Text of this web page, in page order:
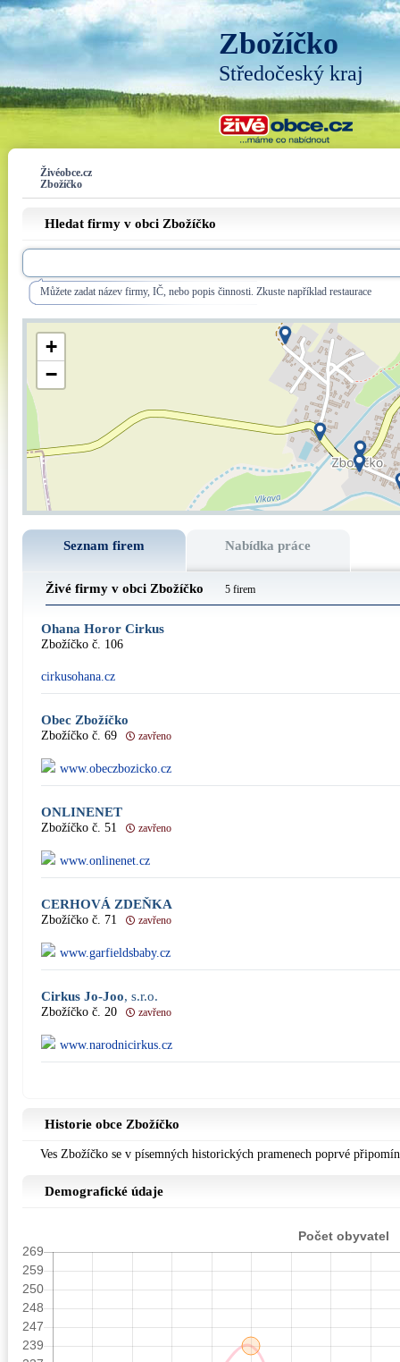
Zbožíčko
Středočeský kraj
Živéobce.cz
Zbožíčko
Hledat firmy v obci Zbožíčko
Můžete zadat název firmy, IČ, nebo popis činnosti. Zkuste například restaurace
+
−
Seznam firem Nabídka práce
Živé firmy v obci Zbožíčko 5 firem
Ohana Horor Cirkus
Zbožíčko č. 106
cirkusohana.cz
Obec Zbožíčko
Zbožíčko č. 69 zavřeno
www.obeczbozicko.cz
ONLINENET
Zbožíčko č. 51 zavřeno
www.onlinenet.cz
CERHOVÁ ZDEŇKA
Zbožíčko č. 71 zavřeno
www.garfieldsbaby.cz
Cirkus Jo-Joo, s.r.o.
Zbožíčko č. 20 zavřeno
www.narodnicirkus.cz
Historie obce Zbožíčko
Ves Zbožíčko se v písemných historických pramenech poprvé
Demografické údaje